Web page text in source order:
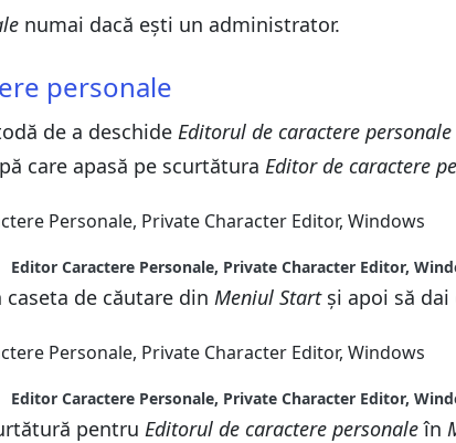
desena un caracter nou
fonturi
propriile caractere personale
numai dacă ești un administrator.
desena un caracter nou
fonturi
caractere personale
personale
de a deschide Editorul de caractere personale
care apasă pe scurtătura Editor de caractere
Editor Caractere Personale, Private Character Editor,
de căutare din Meniul Startși apoi să dai
Editor Caractere Personale, Private Character Editor,
pentru Editorul de caractere personaleîn